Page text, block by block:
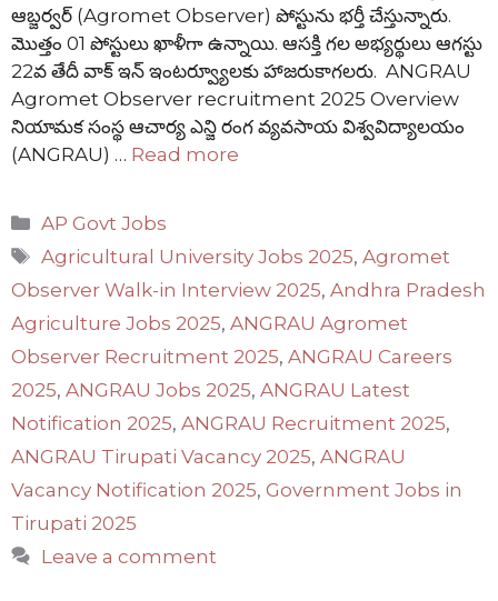
ఆబ్జర్వర్ (Agromet Observer) పోస్టును భర్తీ చేస్తున్నారు.
మొత్తం 01 పోస్టులు ఖాళీగా ఉన్నాయి. ఆసక్తి గల అభ్యర్థులు ఆగస్టు
22వ తేదీ వాక్ ఇన్ ఇంటర్వ్యూలకు హాజరుకాగలరు. ANGRAU
Agromet Observer recruitment 2025 Overview
నియామక సంస్థ ఆచార్య ఎన్జి రంగ వ్యవసాయ విశ్వవిద్యాలయం
(ANGRAU) … Read more
Categories
AP Govt Jobs
Tags
Agricultural University Jobs 2025,Agromet
Observer Walk-in Interview 2025, Andhra Pradesh
Agriculture Jobs 2025, ANGRAU Agromet
Observer Recruitment 2025, ANGRAU Careers
2025, ANGRAU Jobs 2025, ANGRAU Latest
Notification 2025, ANGRAU Recruitment 2025,
ANGRAU Tirupati Vacancy 2025, ANGRAU
Vacancy Notification 2025, Government Jobs in
Tirupati 2025
Leave a comment